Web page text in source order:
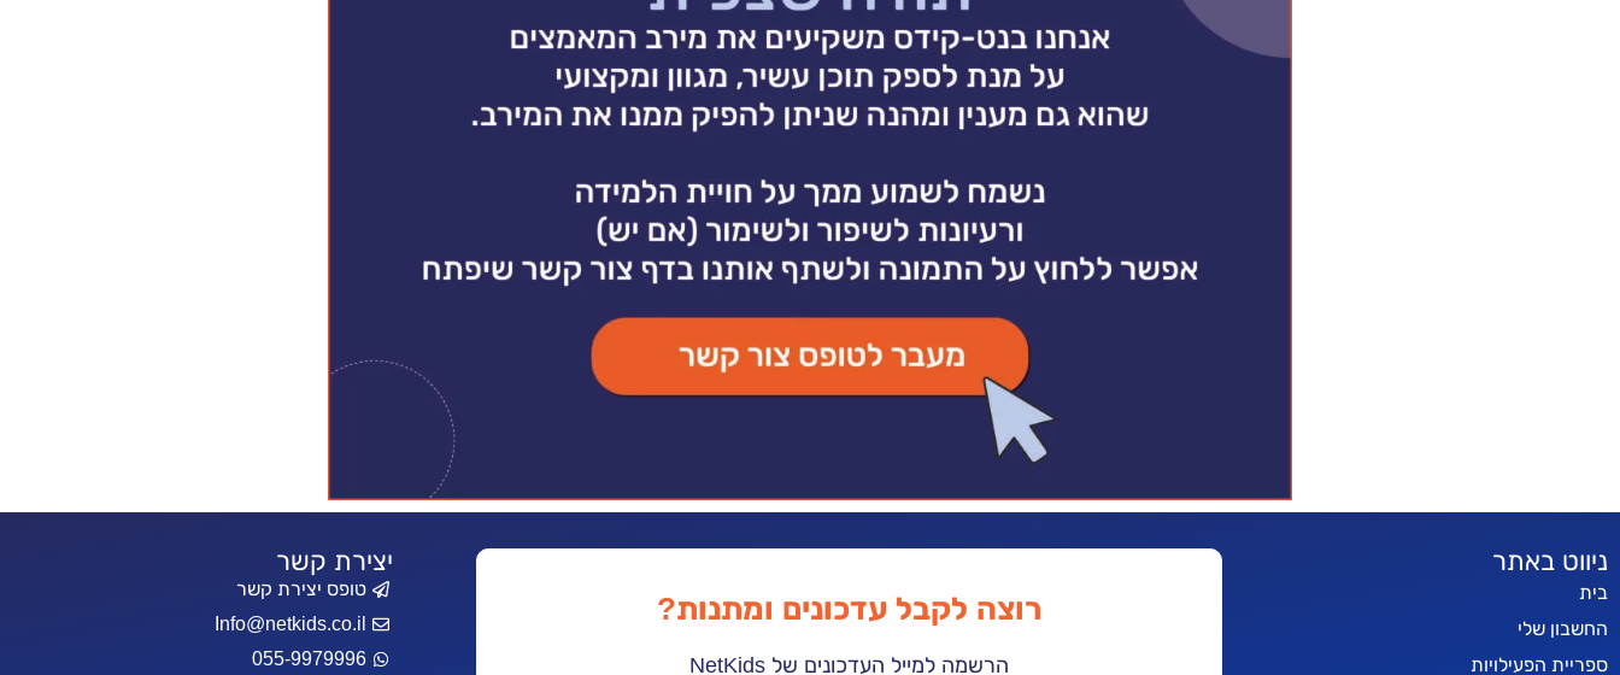
ניווט באתר
בית
החשבון שלי
ספריית הפעילויות
רוצה לקבל עדכונים ומתנות?
הרשמה למייל העדכונים של NetKids
יצירת קשר
טופס יצירת קשר
Info@netkids.co.il
055-9979996